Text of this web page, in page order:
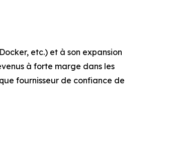
etc.) et à son expansion
à forte marge dans les
fournisseur de confiance de